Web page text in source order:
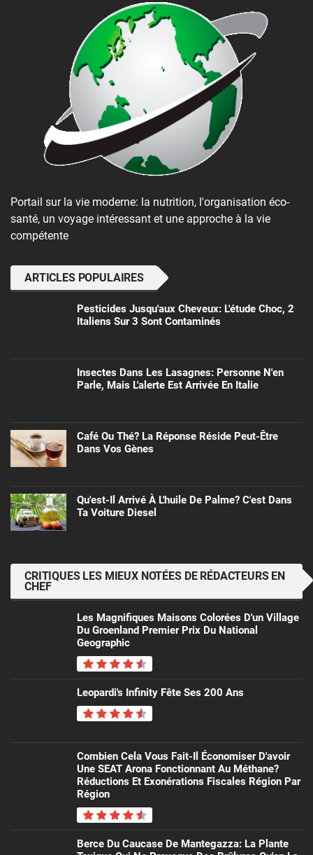
Portail sur la vie moderne: la nutrition, l'organisation éco-
santé, un voyage intéressant et une approche à la vie
compétente
ARTICLES POPULAIRES
Pesticides Jusqu'aux Cheveux: L'étude Choc, 2
Italiens Sur 3 Sont Contaminés
Insectes Dans Les Lasagnes: Personne N'en
Parle, Mais L'alerte Est Arrivée En Italie
Café Ou Thé? La Réponse Réside Peut-Être
Dans Vos Gènes
Qu'est-Il Arrivé À L'huile De Palme? C'est Dans
Ta Voiture Diesel
CRITIQUES LES MIEUX NOTÉES DE RÉDACTEURS EN
CHEF
Les Magnifiques Maisons Colorées D'un Village
Du Groenland Premier Prix Du National
Geographic
Leopardi's Infinity Fête Ses 200 Ans
Combien Cela Vous Fait-Il Économiser D'avoir
Une SEAT Arona Fonctionnant Au Méthane?
Réductions Et Exonérations Fiscales Région Par
Région
Berce Du Caucase De Mantegazza: La Plante